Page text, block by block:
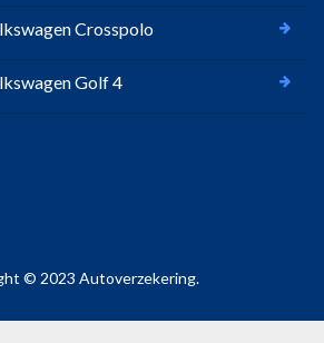
Crosspolo
Golf 4
© 2023 Autoverzekering.